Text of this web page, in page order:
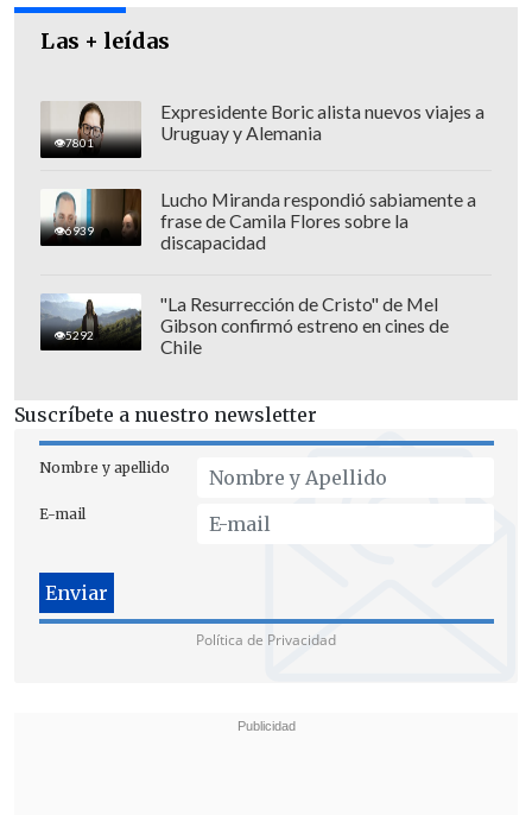
Las + leídas
7801
Expresidente Boric alista nuevos viajes a
Uruguay y Alemania
6939
Lucho Miranda respondió sabiamente a
frase de Camila Flores sobre la
discapacidad
5292
"La Resurrección de Cristo" de Mel
Gibson confirmó estreno en cines de
Chile
Suscríbete a nuestro newsletter
Nombre y apellido
E-mail
Política de Privacidad